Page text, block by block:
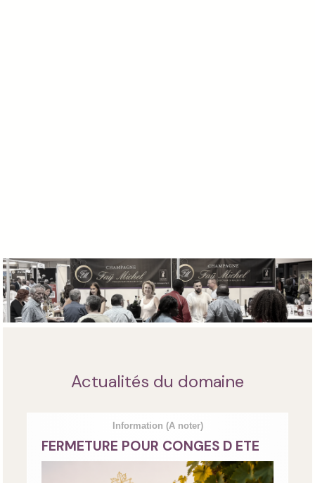
Actualités du domaine
Information (A noter)
FERMETURE POUR CONGES D ETE